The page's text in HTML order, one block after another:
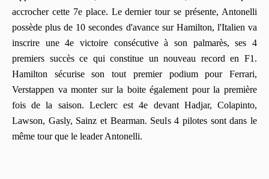
accrocher cette 7e place. Le dernier tour se présente, Antonelli
possède plus de 10 secondes d'avance sur Hamilton, l'Italien va
inscrire une 4e victoire consécutive à son palmarès, ses 4
premiers succès ce qui constitue un nouveau record en F1.
Hamilton sécurise son tout premier podium pour Ferrari,
Verstappen va monter sur la boite également pour la première
fois de la saison. Leclerc est 4e devant Hadjar, Colapinto,
Lawson, Gasly, Sainz et Bearman. Seuls 4 pilotes sont dans le
même tour que le leader Antonelli.